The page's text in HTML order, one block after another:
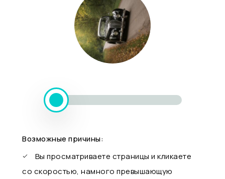
Возможные причины:
Вы просматриваете страницы и кликаете
со скоростью, намного превышающую